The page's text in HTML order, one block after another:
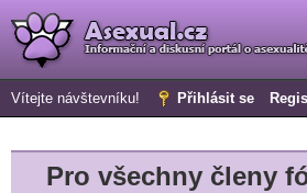
Vítejte návštevníku! Přihlásit se
Pro všechny členy